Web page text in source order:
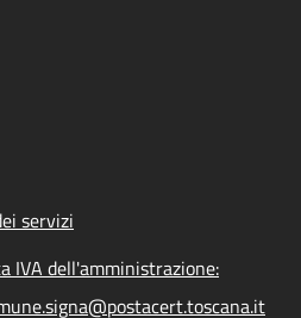
servizi
IVA dell'amministrazione: